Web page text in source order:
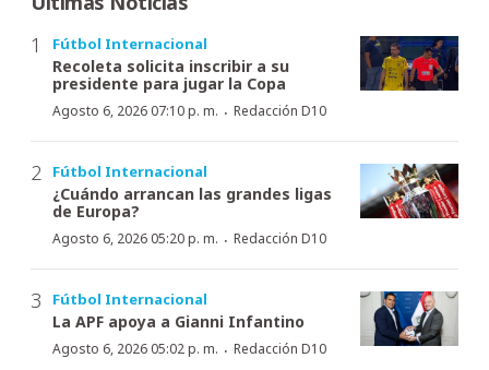
Fútbol Internacional
Recoleta solicita inscribir a su
presidente para jugar la Copa
Agosto 6, 2026 07:10 p. m. · Redacción D10
Fútbol Internacional
¿Cuándo arrancan las grandes ligas
de Europa?
Agosto 6, 2026 05:20 p. m. · Redacción D10
Fútbol Internacional
La APF apoya a Gianni Infantino
Agosto 6, 2026 05:02 p. m. · Redacción D10